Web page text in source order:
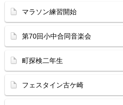
マラソン練習開始
第70回小中合同音楽会
町探検二年生
フェスタイン古ケ崎